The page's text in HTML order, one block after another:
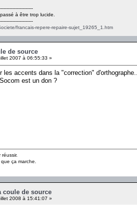
à être trop lucide.
francais-repere-repaire-sujet_19265_1.htm
de source
2007 à 06:55:33 »
les accents dans la "correction" d'orthographe...
est un don ?
ça marche.
coule de source
2008 à 15:41:07 »